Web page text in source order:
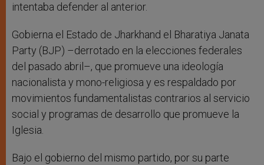
intentaba defender al anterior.
Gobierna el Estado de Jharkhand el Bharatiya Janata
Party (BJP) –derrotado en la elecciones federales
del pasado abril–, que promueve una ideología
nacionalista y mono-religiosa y es respaldado por
movimientos fundamentalistas contrarios al servicio
social y programas de desarrollo que promueve la
Iglesia.
Bajo el gobierno del mismo partido, por su parte